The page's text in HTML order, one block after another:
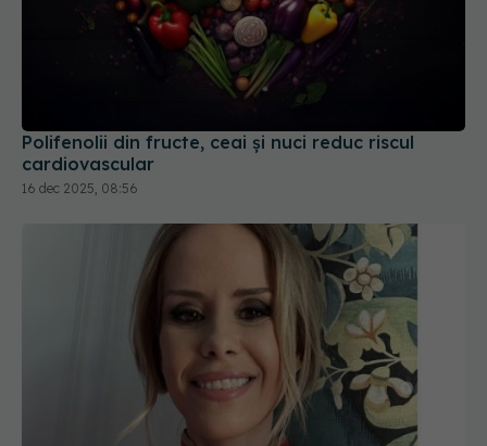
Polifenolii din fructe, ceai și nuci reduc riscul
cardiovascular
16 dec 2025, 08:56